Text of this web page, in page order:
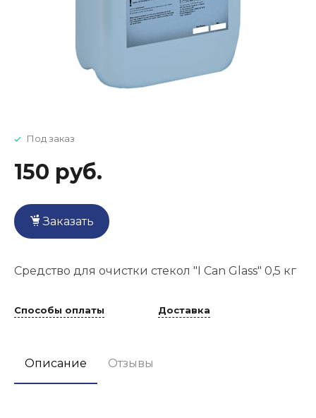
Под заказ
150 руб.
Заказать
Средство для очистки стекол "I Can Glass" 0,5 кг
Способы оплаты Доставка
Описание Отзывы